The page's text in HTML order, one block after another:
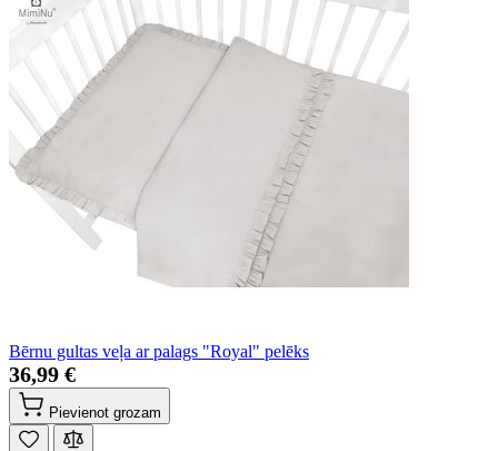
Bērnu gultas veļa ar palags "Royal" pelēks
36,99 €
Pievienot grozam